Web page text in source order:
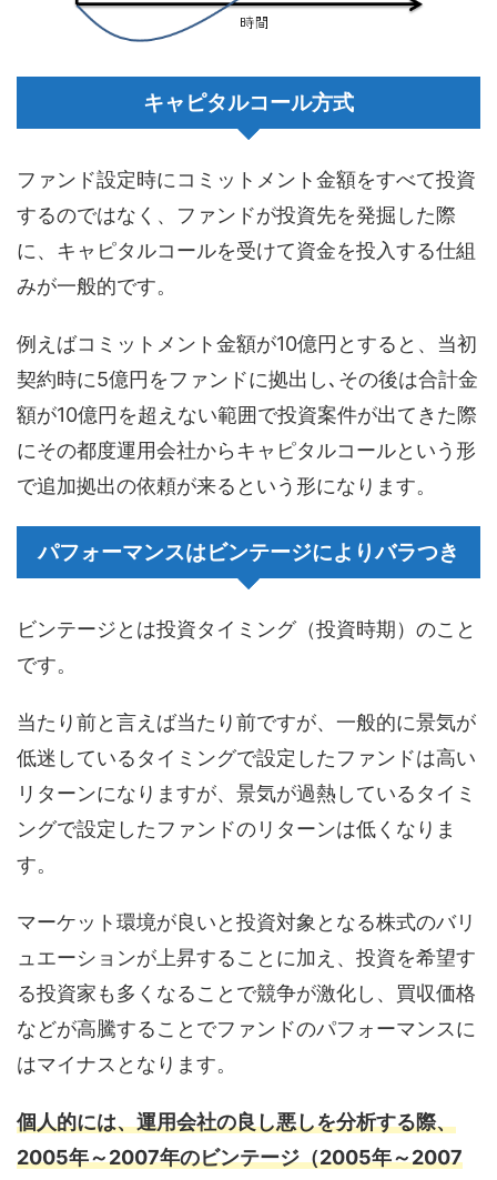
キャピタルコール方式
ファンド設定時にコミットメント金額をすべて投資
するのではなく、ファンドが投資先を発掘した際
に、キャピタルコールを受けて資金を投入する仕組
みが一般的です。
例えばコミットメント金額が10億円とすると、当初
契約時に5億円をファンドに拠出し､その後は合計金
額が10億円を超えない範囲で投資案件が出てきた際
にその都度運用会社からキャピタルコールという形
で追加拠出の依頼が来るという形になります。
パフォーマンスはビンテージによりバラつき
ビンテージとは投資タイミング（投資時期）のこと
です。
当たり前と言えば当たり前ですが、一般的に景気が
低迷しているタイミングで設定したファンドは高い
リターンになりますが、景気が過熱しているタイミ
ングで設定したファンドのリターンは低くなりま
す。
マーケット環境が良いと投資対象となる株式のバリ
ュエーションが上昇することに加え、投資を希望す
る投資家も多くなることで競争が激化し、買収価格
などが高騰することでファンドのパフォーマンスに
はマイナスとなります。
個人的には、運用会社の良し悪しを分析する際、
2005年～2007年のビンテージ（2005年～2007